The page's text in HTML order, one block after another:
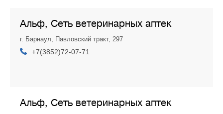
Альф, Сеть ветеринарных аптек
г. Барнаул, Павловский тракт, 297
+7(3852)72-07-71
Альф, Сеть ветеринарных аптек